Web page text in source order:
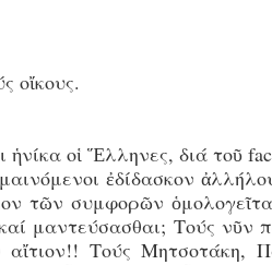
οἴκους.
ἡνίκα οἱ Ἕλληνες, διά τοῦ
ἐδίδασκον
τῶν συμφορῶν
μαντεύσασθαι; Τούς νῦν
αἴτιον!! Τούς